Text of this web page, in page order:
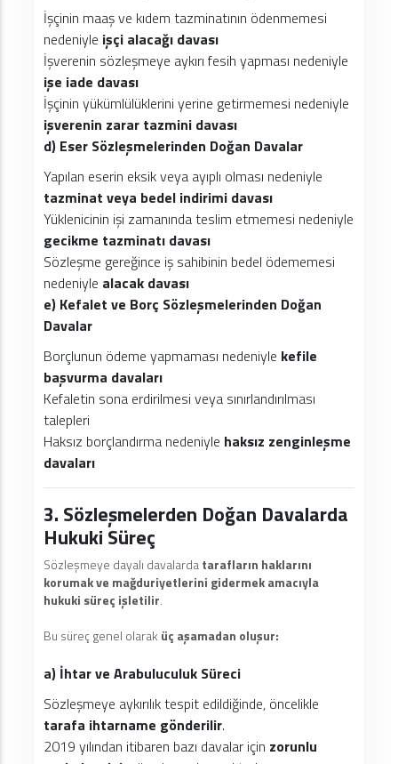
İşçinin maaş ve kıdem tazminatının ödenmemesi
nedeniyle işçi alacağı davası
İşverenin sözleşmeye aykırı fesih yapması nedeniyle
işe iade davası
İşçinin yükümlülüklerini yerine getirmemesi nedeniyle
işverenin zarar tazmini davası
d) Eser Sözleşmelerinden Doğan Davalar
Yapılan eserin eksik veya ayıplı olması nedeniyle
tazminat veya bedel indirimi davası
Yüklenicinin işi zamanında teslim etmemesi nedeniyle
gecikme tazminatı davası
Sözleşme gereğince iş sahibinin bedel ödememesi
nedeniyle alacak davası
e) Kefalet ve Borç Sözleşmelerinden Doğan
Davalar
Borçlunun ödeme yapmaması nedeniyle kefile
başvurma davaları
Kefaletin sona erdirilmesi veya sınırlandırılması
talepleri
Haksız borçlandırma nedeniyle haksız zenginleşme
davaları
3. Sözleşmelerden Doğan Davalarda
Hukuki Süreç
Sözleşmeye dayalı davalardatarafların haklarını
korumak ve mağduriyetlerini gidermek amacıyla
hukuki süreç işletilir.
Bu süreç genel olarak üç aşamadan oluşur:
a) İhtar ve Arabuluculuk Süreci
Sözleşmeye aykırılık tespit edildiğinde, öncelikle
tarafa ihtarname gönderilir.
2019 yılından itibaren bazı davalar için zorunlu